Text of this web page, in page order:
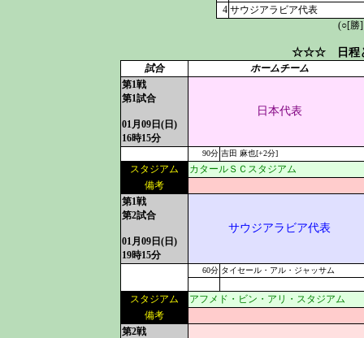
4 サウジアラビア代表
(○[勝
☆☆☆ 日程
試合
ホームチーム
第1戦
第1試合
01月09日(日)
16時15分
日本代表
90分 吉田 麻也[+2分]
スタジアム
カタールＳＣスタジアム
備考
第1戦
第2試合
01月09日(日)
19時15分
サウジアラビア代表
60分 タイセール・アル・ジャッサム
スタジアム
アフメド・ビン・アリ・スタジアム
備考
第2戦